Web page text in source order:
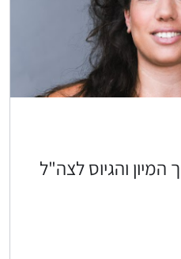
המיון והגיוס לצה"ל